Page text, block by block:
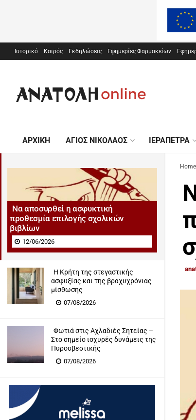
Να αποσυρθεί η ασφυκτική
προθεσμία επιλογής σχολικών
βιβλίων
12/06/2026
Η Κρήτη της στεγαστικής
ασφυξίας και της βραχυχρόνιας
μίσθωσης
07/08/2026
Φωτιά στις Αχλαδιές Σητείας –
Στο σημείο ισχυρές δυνάμεις της
Πυροσβεστικής
07/08/2026
Ιστορικό Καιρός Εκδηλώσεις Εφημερίες Φαρμακείων
ΑΡΧΙΚΉ ΆΓΙΟΣ ΝΙΚΌΛΑΟΣ ΙΕΡΆΠΕΤΡΑ
Home